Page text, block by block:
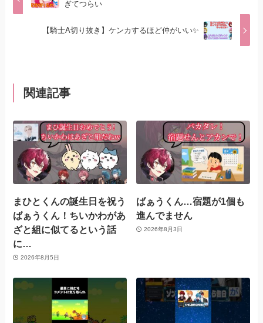
ぎてつらい
【騎士A切り抜き】ケンカするほど仲がいい✨
関連記事
まひとくんの誕生日を祝う
ばぁうくん！ちいかわがあ
ざと組に似てるという話
に…
2026年8月5日
ばぁうくん…宿題が1個も
進んでません
2026年8月3日